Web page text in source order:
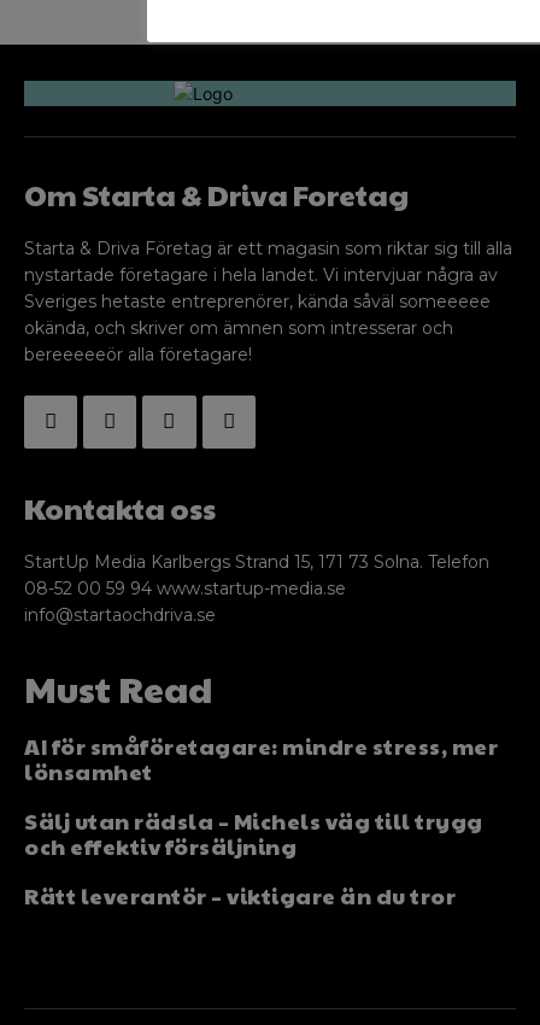
Om Starta & Driva Foretag
Starta & Driva Företag är ett magasin som riktar sig till alla
nystartade företagare i hela landet. Vi intervjuar några av
Sveriges hetaste entreprenörer, kända såväl someeeee
okända, och skriver om ämnen som intresserar och
bereeeeeör alla företagare!
Kontakta oss
StartUp Media Karlbergs Strand 15, 171 73 Solna. Telefon
08-52 00 59 94 www.startup-media.se
info@startaochdriva.se
Must Read
AI för småföretagare: mindre stress, mer
lönsamhet
Sälj utan rädsla – Michels väg till trygg
och effektiv försäljning
Rätt leverantör – viktigare än du tror